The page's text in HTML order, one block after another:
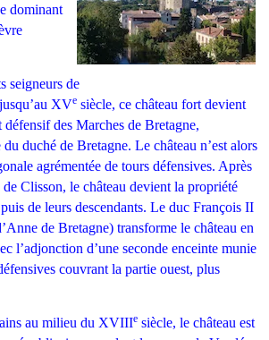
dominant
seigneurs de
jusqu’au XVe siècle, ce château fort devient
défensif des Marches de Bretagne,
du duché de Bretagne. Le château n’est alors
agrémentée de tours défensives. Après
de Clisson, le château devient la propriété
puis de leurs descendants. Le duc François II
de Bretagne) transforme le château en
l’adjonction d’une seconde enceinte munie
couvrant la partie ouest, plus
au milieu du XVIIIe siècle, le château est